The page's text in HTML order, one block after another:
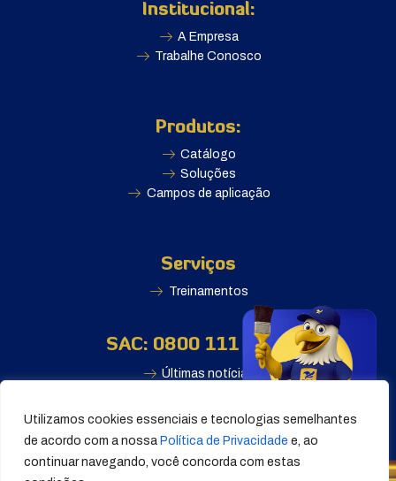
Utilizamos cookies essenciais e tecnologias semelhantes
de acordo com a nossa Política de Privacidade e, ao
continuar navegando, você concorda com estas
Institucional:
A Empresa
Trabalhe Conosco
Produtos:
Catálogo
Soluções
Campos de aplicação
Serviços
Treinamentos
SAC: 0800 111 2500
Últimas notícias